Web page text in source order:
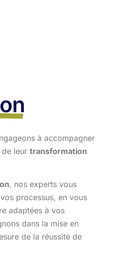
à accompagner
de leur transformation
, nos experts vous
processus, en vous
adaptées à vos
dans la mise en
de la réussite de